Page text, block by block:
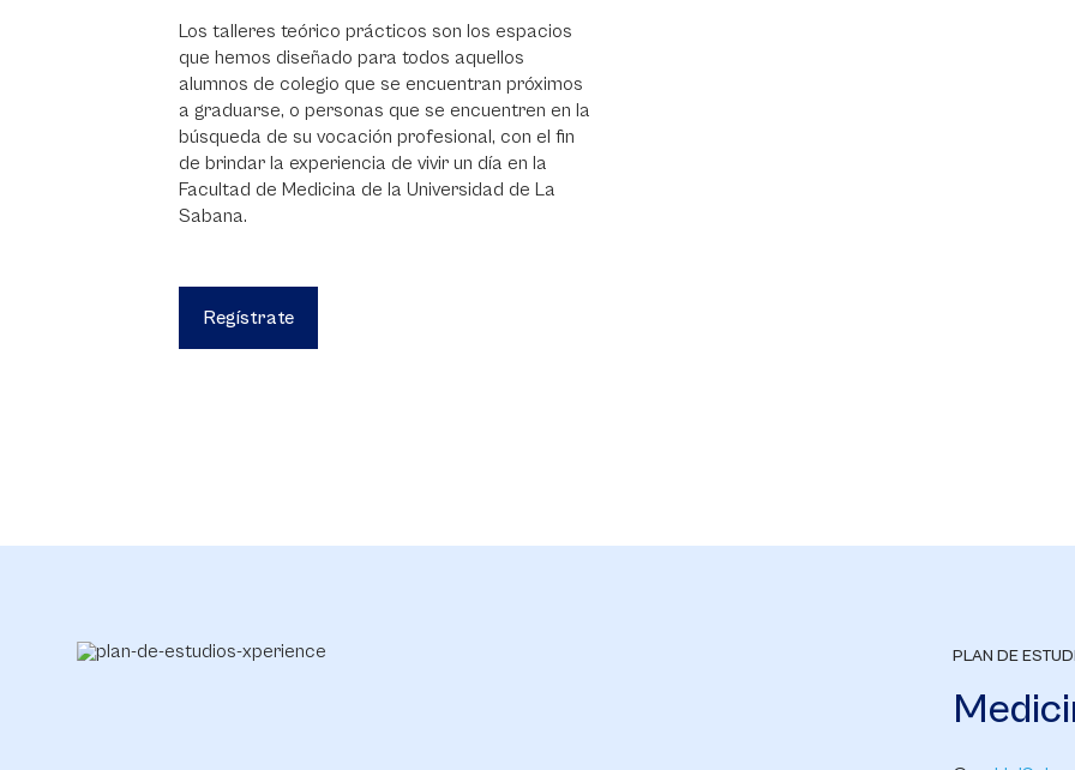
Los talleres teórico prácticos son los espacios
que hemos diseñado para todos aquellos
alumnos de colegio que se encuentran próximos
a graduarse, o personas que se encuentren en la
búsqueda de su vocación profesional, con el fin
de brindar la experiencia de vivir un día en la
Facultad de Medicina de la Universidad de La
Sabana.
Regístrate
PLAN DE